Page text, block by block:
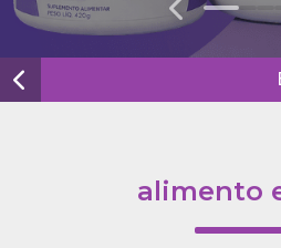
0 1 2 3
alimento